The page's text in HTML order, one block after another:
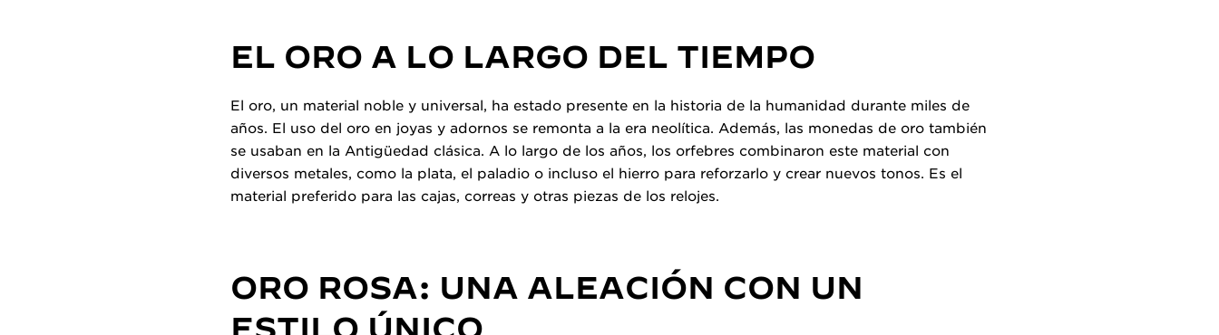
EL ORO A LO LARGO DEL TIEMPO
El oro, un material noble y universal, ha estado presente en la historia de la humanidad durante miles de
años. El uso del oro en joyas y adornos se remonta a la era neolítica. Además, las monedas de oro también
se usaban en la Antigüedad clásica. A lo largo de los años, los orfebres combinaron este material con
diversos metales, como la plata, el paladio o incluso el hierro para reforzarlo y crear nuevos tonos. Es el
material preferido para las cajas, correas y otras piezas de los relojes.
ORO ROSA: UNA ALEACIÓN CON UN
ESTILO ÚNICO